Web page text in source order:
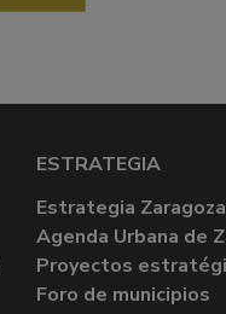
ESTRATEGIA
Estrategia
Agenda Urbana de
Proyectos
Foro de municipios